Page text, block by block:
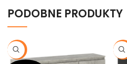
PODOBNE PRODUKTY
-20% -21%